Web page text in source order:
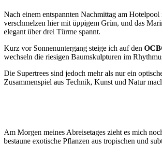
Nach einem entspannten Nachmittag am
verschmelzen hier mit üppigem Grün, und das
elegant über drei Türme spannt.
Kurz vor Sonnenuntergang steige ich auf den
wechseln die riesigen Baumskulpturen im
Die Supertrees sind jedoch mehr als nur ein
Zusammenspiel aus Technik, Kunst und Natur
Am Morgen meines Abreisetages zieht es mich
bestaune exotische Pflanzen aus tropischen und